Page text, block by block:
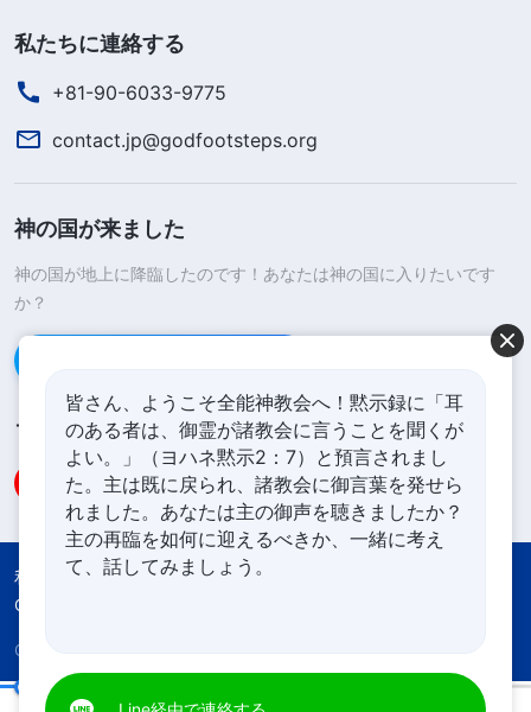
私たちに連絡する
+81-90-6033-9775
contact.jp@godfootsteps.org
神の国が来ました
神の国が地上に降臨したのです！あなたは神の国に入りたいです
か？
フォローする
利用規約 プライバシーポリシー
Cookies Policy
Copyright © 2026
皆さん、ようこそ全能神教会へ！黙示録に「耳
のある者は、御霊が諸教会に言うことを聞くが
よい。」（ヨハネ黙示2：7）と預言されまし
た。主は既に戻られ、諸教会に御言葉を発せら
れました。あなたは主の御声を聴きましたか？
主の再臨を如何に迎えるべきか、一緒に考え
て、話してみましょう。